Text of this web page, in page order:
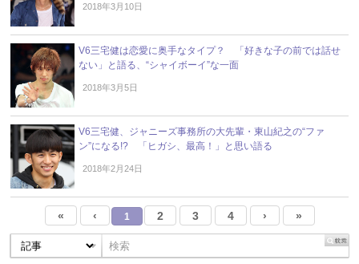
2018年3月10日
V6三宅健は恋愛に奥手なタイプ？ 「好きな子の前では話せ
ない」と語る、“シャイボーイ”な一面
2018年3月5日
V6三宅健、ジャニーズ事務所の大先輩・東山紀之の“ファ
ン”になる!? 「ヒガシ、最高！」と思い語る
2018年2月24日
« ‹ 1 2 3 4 › »